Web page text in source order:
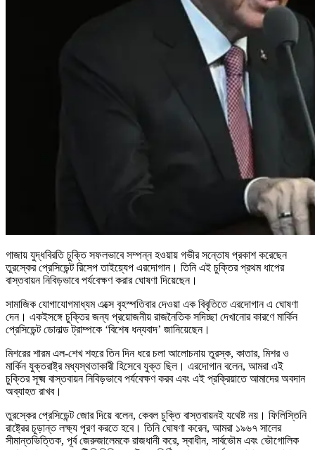
গাজায় যুদ্ধবিরতি চুক্তি সফলভাবে সম্পন্ন হওয়ায় গভীর সন্তোষ প্রকাশ করেছেন
তুরস্কের প্রেসিডেন্ট রিসেপ তাইয়্যেপ এরদোগান। তিনি এই চুক্তির প্রথম ধাপের
বাস্তবায়ন নিবিড়ভাবে পর্যবেক্ষণ করার ঘোষণা দিয়েছেন।
সামাজিক যোগাযোগমাধ্যম এক্সে বৃহস্পতিবার দেওয়া এক বিবৃতিতে এরদোগান এ ঘোষণা
দেন। একইসঙ্গে চুক্তির জন্য প্রয়োজনীয় রাজনৈতিক সদিচ্ছা দেখানোর কারণে মার্কিন
প্রেসিডেন্ট ডোনাল্ড ট্রাম্পকে ‘বিশেষ ধন্যবাদ’ জানিয়েছেন।
মিশরের শারম এল-শেখ শহরে তিন দিন ধরে চলা আলোচনায় তুরস্ক, কাতার, মিশর ও
মার্কিন যুক্তরাষ্ট্র মধ্যস্থতাকারী হিসেবে যুক্ত ছিল। এরদোগান বলেন, আমরা এই
চুক্তির সূক্ষ্ম বাস্তবায়ন নিবিড়ভাবে পর্যবেক্ষণ করব এবং এই প্রক্রিয়াতে আমাদের অবদান
অব্যাহত রাখব।
তুরস্কের প্রেসিডেন্ট জোর দিয়ে বলেন, কেবল চুক্তি বাস্তবায়নই যথেষ্ট নয়। ফিলিস্তিনি
রাষ্ট্রের চূড়ান্ত লক্ষ্য পূরণ করতে হবে। তিনি ঘোষণা করেন, আমরা ১৯৬৭ সালের
সীমান্তভিত্তিক, পূর্ব জেরুজালেমকে রাজধানী করে, স্বাধীন, সার্বভৌম এবং ভৌগোলিক